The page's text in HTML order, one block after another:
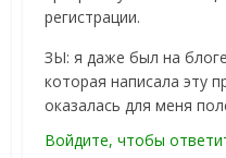
регистрации.
ЗЫ: я даже был на
которая написала эту
оказалась для меня
Войдите, чтобы